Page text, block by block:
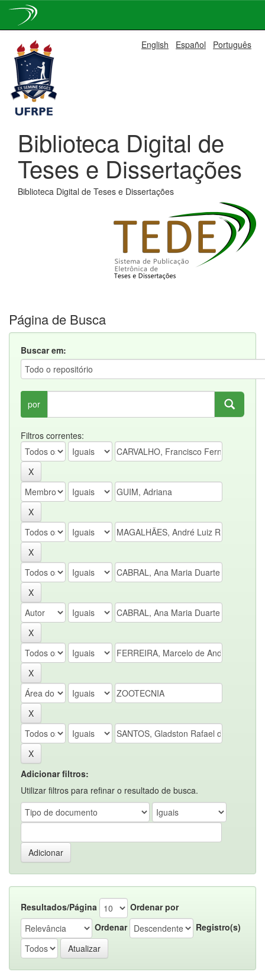
navigation
English Español Português
Biblioteca Digital de
Teses e Dissertações
Biblioteca Digital de Teses e Dissertações
Página de Busca
Buscar em:
por
Filtros correntes:
Adicionar filtros:
Utilizar filtros para refinar o resultado de busca.
Resultados/Página
Ordenar por
Ordenar
Registro(s)